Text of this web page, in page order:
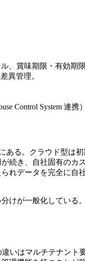
、賞味期限・有効期限
異管理。
Control System 連携）
ある。クラウド型は
続き、自社固有のカ
れデータを完全に自
けが一般化している
いはマルチテナント